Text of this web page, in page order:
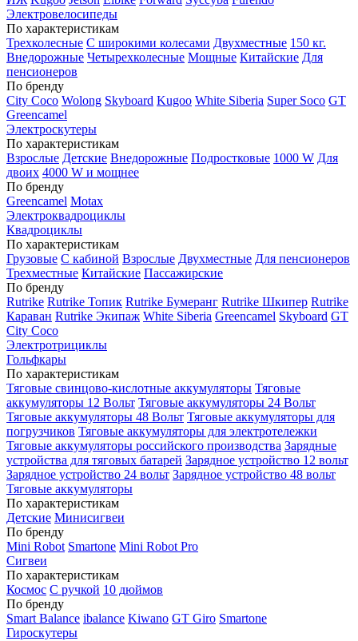
Электровелосипеды
По характеристикам
Трехколесные С широкими колесами Двухместные 150 кг.
Внедорожные Четырехколесные Мощные Китайские Для
пенсионеров
По бренду
City Coco Wolong Skyboard Kugoo White Siberia Super Soco GT
Greencamel
Электроскутеры
По характеристикам
Взрослые Детские Внедорожные Подростковые 1000 W Для
двоих 4000 W и мощнее
По бренду
Greencamel Motax
Электроквадроциклы
Квадроциклы
По характеристикам
Грузовые С кабиной Взрослые Двухместные Для пенсионеров
Трехместные Китайские Пассажирские
По бренду
Rutrike Rutrike Топик Rutrike Бумеранг Rutrike Шкипер Rutrike
Караван Rutrike Экипаж White Siberia Greencamel Skyboard GT
City Coco
Электротрициклы
Гольфкары
По характеристикам
Тяговые свинцово-кислотные аккумуляторы Тяговые
аккумуляторы 12 Вольт Тяговые аккумуляторы 24 Вольт
Тяговые аккумуляторы 48 Вольт Тяговые аккумуляторы для
погрузчиков Тяговые аккумуляторы для электротележки
Тяговые аккумуляторы российского производства Зарядные
устройства для тяговых батарей Зарядное устройство 12 вольт
Зарядное устройство 24 вольт Зарядное устройство 48 вольт
Тяговые аккумуляторы
По характеристикам
Детские Минисигвеи
По бренду
Mini Robot Smartone Mini Robot Pro
Сигвеи
По характеристикам
Космос С ручкой 10 дюймов
По бренду
Smart Balance ibalance Kiwano GT Giro Smartone
Гироскутеры